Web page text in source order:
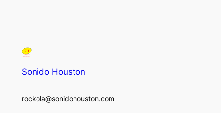
Sonido Houston
rockola@sonidohouston.com